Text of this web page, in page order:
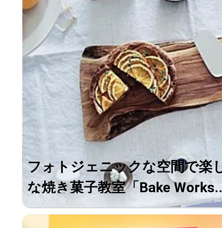
フォトジェニックな空間で楽
な焼き菓子教室「Bake
グルメ・食